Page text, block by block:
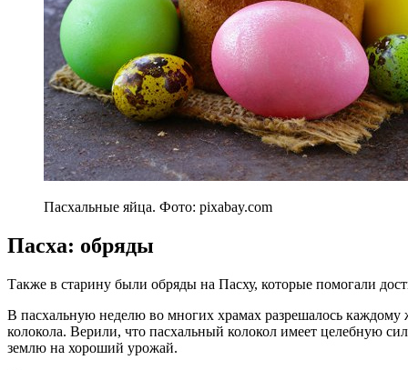
Пасхальные яйца. Фото: pixabay.com
Пасха: обряды
Также в старину были обряды на Пасху, которые помогали
В пасхальную неделю во многих храмах разрешалось
колокола. Верили, что пасхальный колокол имеет целебную
землю на хороший урожай.